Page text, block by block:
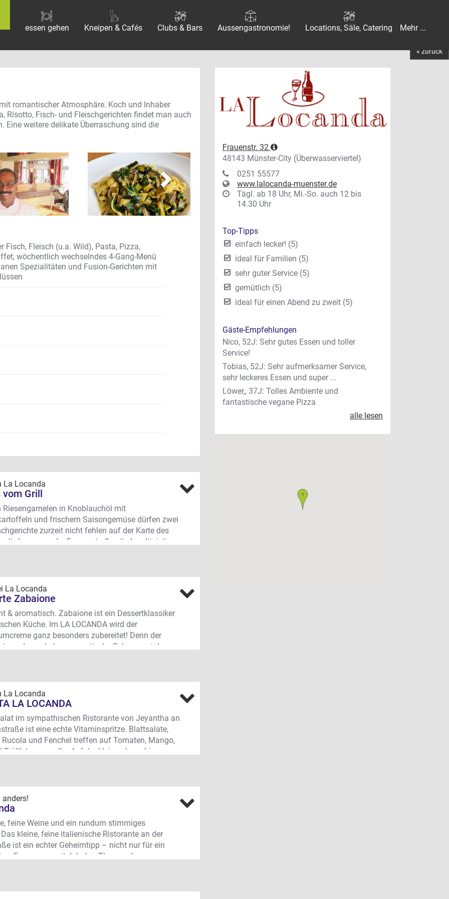
essen gehen Kneipen & Cafés Clubs & Bars Aussengastronomie! Locations, Säle, Catering Mehr ...
« zurück
romantischer Atmosphäre. Koch und Inhaber
Risotto, Fisch- und Fleischgerichten findet man auch
Eine weitere delikate Überraschung sind die
Fisch, Fleisch (u.a. Wild), Pasta, Pizza,
wöchentlich wechselndes 4-Gang-Menü
Spezialitäten und Fusion-Gerichten mit
La Locanda
vom Grill
Riesengarnelen in Knoblauchöl mit
und frischem Saisongemüse dürfen zwei
zurzeit nicht fehlen auf der Karte des
Italieners an der Frauenstraße: die Involtini di
einen Blick auf die wechselnde
geworfen hat, die hier stets ebenfalls mit
einem saisonalen Gericht aus dem Meer
32, Univiertel
La Locanda
Zabaione
& aromatisch. Zabaione ist ein Dessertklassiker
Küche. Im LA LOCANDA wird der
ganz besonders zubereitet! Denn der
und wunderbar aromatische Schaum wird
32, Univiertel
La Locanda
LA LOCANDA
im sympathischen Ristorante von Jeyantha an
ist eine echte Vitaminspritze. Blattsalate,
Rucola und Fenchel treffen auf Tomaten, Mango,
Trüffelmozzarella. Auf der kleinen lauschigen
feine Weine und ein rundum stimmiges
kleine, feine italienische Ristorante an der
ist ein echter Geheimtipp – nicht nur für ein
Essen zu zweit. Inhaber Tharumalingam
Küche verschrieben – und kreiert immer wieder
Frauenstr. 32
48143 Münster-City (Überwasserviertel)
0251 55577
www.lalocanda-muenster.de
Tägl. ab 18 Uhr, Mi.-So. auch 12 bis
14.30 Uhr
Top-Tipps
einfach lecker! (5)
ideal für Familien (5)
sehr guter Service (5)
gemütlich (5)
ideal für einen Abend zu zweit (5)
Gäste-Empfehlungen
Nico, 52J: Sehr gutes Essen und toller
Service!
Tobias, 52J: Sehr aufmerksamer Service,
sehr leckeres Essen und super ...
Löwer,, 37J: Tolles Ambiente und
fantastische vegane Pizza
alle lesen